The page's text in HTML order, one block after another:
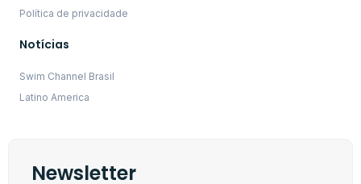
Política de privacidade
Notícias
Swim Channel Brasil
Latino America
Newsletter